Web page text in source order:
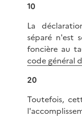
10
La
séparé n'est
foncière au
code général
20
Toutefois,